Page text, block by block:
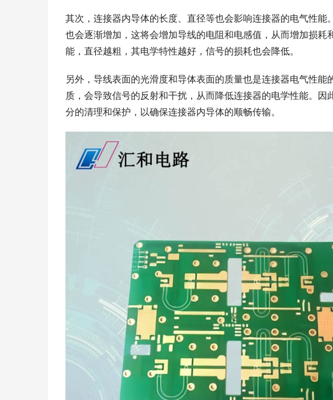
其次，连接器内导体的长度、直径等也会影响连接器的电气性
也会逐渐增加，这将会增加导线的电阻和电感值，从而增加损
能，直径越粗，其电学特性越好，信号的损耗也会降低。
另外，导线表面的光滑度和导体表面的质量也是连接器电气性
质，会导致信号的反射和干扰，从而降低连接器的电学性能。
分的清理和保护，以确保连接器内导体的顺畅传输。